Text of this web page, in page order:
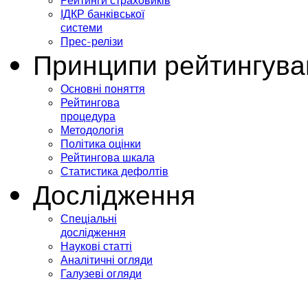
ІДКР банківської
системи
Прес-релізи
Принципи
Основні поняття
Рейтингова
процедура
Методологія
Політика оцінки
Рейтингова шкала
Статистика дефолтів
Дослідження
Спеціальні
дослідження
Наукові статті
Аналітичні огляди
Галузеві огляди